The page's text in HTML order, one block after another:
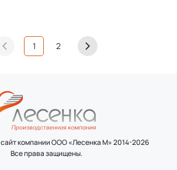
1 2
компании ООО «Лесенка М» 2014-2026
Все права защищены.